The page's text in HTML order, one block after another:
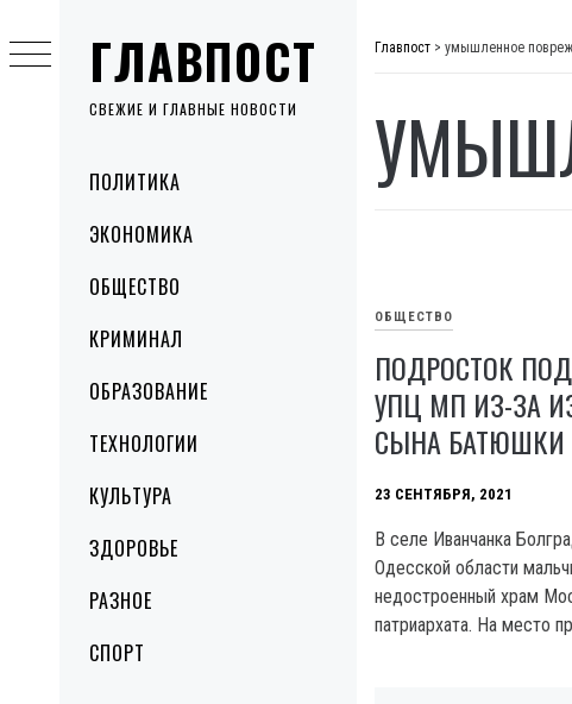
ГЛАВПОСТ
СВЕЖИЕ И ГЛАВНЫЕ НОВОСТИ
MenuПОЛИТИКА
ЭКОНОМИКА
ОБЩЕСТВО
КРИМИНАЛ
ОБРАЗОВАНИЕ
ТЕХНОЛОГИИ
КУЛЬТУРА
ЗДОРОВЬЕ
РАЗНОЕ
СПОРТ
to
content
Главпост > умышленное
ОБЩЕСТВО
ПОДРОСТОК
УПЦ МП ИЗ-ЗА
СЫНА БАТЮШКИ
23 СЕНТЯБРЯ, 2021
В селе Иванчанка
Одесской области
недостроенный храм
патриархата. На место